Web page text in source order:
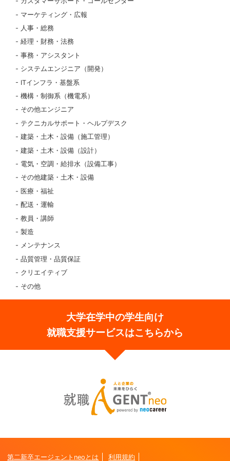
マーケティング・広報
人事・総務
経理・財務・法務
事務・アシスタント
システムエンジニア（開発）
ITインフラ・基盤系
機構・制御系（機電系）
その他エンジニア
テクニカルサポート・ヘルプデスク
建築・土木・設備（施工管理）
建築・土木・設備（設計）
電気・空調・給排水（設備工事）
その他建築・土木・設備
医療・福祉
配送・運輸
教員・講師
製造
メンテナンス
品質管理・品質保証
クリエイティブ
その他
大学在学中の学生向け
就職支援サービスはこちらから
第二新卒エージェントneoとは 利用規約